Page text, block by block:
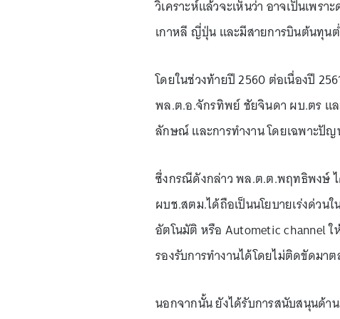
วิเคราะห์แล้วจะเห็นว่า อาจเป็นเพร
เกาหลี ญี่ปุ่น และมีสายการบินต้นทุน
โดยในช่วงท้ายปี 2560 ต่อเนื่องปี
พล.ต.อ.จักรทิพย์ ชัยจินดา ผบ.ตร แ
ลักษณ์ และการทำงาน โดยเฉพาะปั
ซึ่งกรณีดังกล่าว พล.ต.ต.พฤทธิพงษ์
ผบช.สตม.ได้ถือเป็นนโยบายเร่งด่วน
อัตโนมัติ หรือ Autometic channel ใ
รองรับการทำงานได้โดยไม่ติดขัดม
นอกจากนั้น ยังได้รับการสนับสนุนด้า